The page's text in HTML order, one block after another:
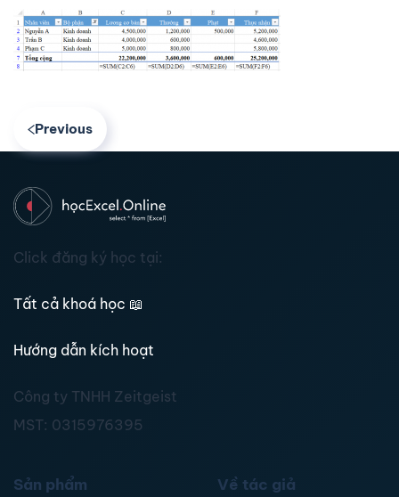
Previous
Click đăng ký học tại:
Tất cả khoá học 📖
Hướng dẫn kích hoạt
Công ty TNHH Zeitgeist
MST: 0315976395
Sản phẩm Về tác giả